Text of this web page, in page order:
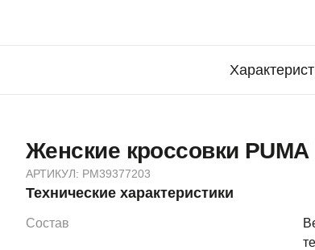
Женские кроссовки PUMA
АРТИКУЛ: PM39377203
Технические характеристики
Состав